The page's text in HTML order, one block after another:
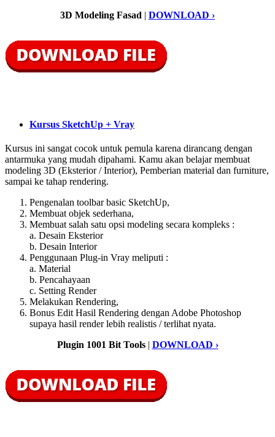
3D Modeling Fasad | DOWNLOAD ›
Kursus SketchUp + Vray
Kursus ini sangat cocok untuk pemula karena dirancang dengan
antarmuka yang mudah dipahami. Kamu akan belajar membuat
modeling 3D (Eksterior / Interior), Pemberian material dan furniture,
sampai ke tahap rendering.
Pengenalan toolbar basic SketchUp,
Membuat objek sederhana,
Membuat salah satu opsi modeling secara kompleks :
a. Desain Eksterior
b. Desain Interior
Penggunaan Plug-in Vray meliputi :
a. Material
b. Pencahayaan
c. Setting Render
Melakukan Rendering,
Bonus Edit Hasil Rendering dengan Adobe Photoshop
supaya hasil render lebih realistis / terlihat nyata.
Plugin 1001 Bit Tools | DOWNLOAD ›